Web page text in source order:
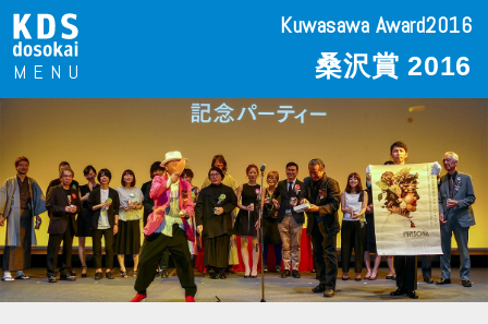
Kuwasawa Award2016
桑沢賞 2016